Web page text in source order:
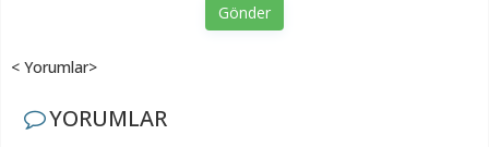
Gönder
< Yorumlar>
YORUMLAR